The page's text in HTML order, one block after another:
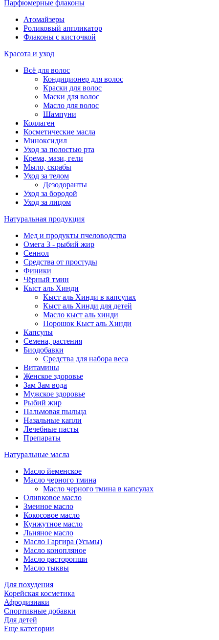
Парфюмерные флаконы
Атомайзеры
Роликовый аппликатор
Флаконы с кисточкой
Красота и уход
Всё для волос
Кондиционер для волос
Краски для волос
Маски для волос
Масло для волос
Шампуни
Коллаген
Косметические масла
Миноксидил
Уход за полостью рта
Крема, мази, гели
Мыло, скрабы
Уход за телом
Дезодоранты
Уход за бородой
Уход за лицом
Натуральная продукция
Мед и продукты пчеловодства
Омега 3 - рыбий жир
Сеннол
Средства от простуды
Финики
Чёрный тмин
Кыст аль Хинди
Кыст аль Хинди в капсулах
Кыст аль Хинди для детей
Масло кыст аль хинди
Порошок Кыст аль Хинди
Капсулы
Семена, растения
Биодобавки
Средства для набора веса
Витамины
Женское здоровье
Зам Зам вода
Мужское здоровье
Рыбий жир
Пальмовая пыльца
Назальные капли
Лечебные пасты
Препараты
Натуральные масла
Масло йеменское
Масло черного тмина
Масло черного тмина в капсулах
Оливковое масло
Змеиное масло
Кокосовое масло
Кунжутное масло
Льняное масло
Масло Гаргира (Усьмы)
Масло конопляное
Масло расторопши
Масло тыквы
Для похудения
Корейская косметика
Афродизиаки
Спортивные добавки
Для детей
Еще категории